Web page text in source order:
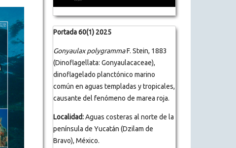
Portada 60(1) 2025
Gonyaulax polygrammaF. Stein, 1883
(Dinoflagellata: Gonyaulacaceae),
dinoflagelado planctónico marino
común en aguas templadas y tropicales,
causante del fenómeno de marea roja.
Localidad:Aguas costeras al norte de la
península de Yucatán (Dzilam de
Bravo), México.